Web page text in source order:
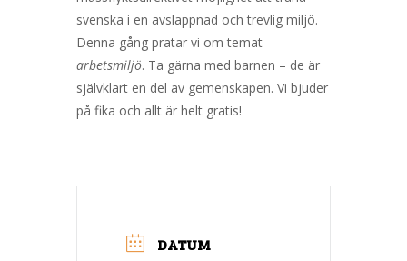
svenska i en avslappnad och trevlig miljö.
Denna gång pratar vi om temat
arbetsmiljö. Ta gärna med barnen – de är
självklart en del av gemenskapen. Vi bjuder
på fika och allt är helt gratis!
DATUM